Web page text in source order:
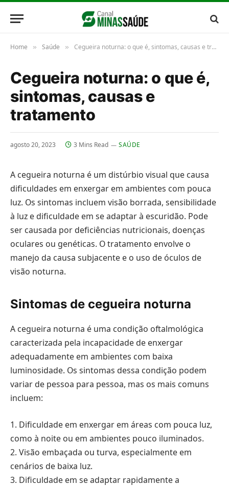
Home » Saúde » Cegueira noturna: o que é, sintomas, causas e tratamento
Cegueira noturna: o que é,
sintomas, causas e
tratamento
agosto 20, 2023 3 Mins Read SAÚDE
A cegueira noturna é um distúrbio visual que causa
dificuldades em enxergar em ambientes com pouca
luz. Os sintomas incluem visão borrada, sensibilidade
à luz e dificuldade em se adaptar à escuridão. Pode
ser causada por deficiências nutricionais, doenças
oculares ou genéticas. O tratamento envolve o
manejo da causa subjacente e o uso de óculos de
visão noturna.
Sintomas de cegueira noturna
A cegueira noturna é uma condição oftalmológica
caracterizada pela incapacidade de enxergar
adequadamente em ambientes com baixa
luminosidade. Os sintomas dessa condição podem
variar de pessoa para pessoa, mas os mais comuns
incluem:
1. Dificuldade em enxergar em áreas com pouca luz,
como à noite ou em ambientes pouco iluminados.
2. Visão embaçada ou turva, especialmente em
cenários de baixa luz.
3. Dificuldade em se adaptar rapidamente a